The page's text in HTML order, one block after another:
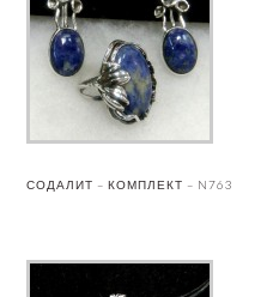
СОДАЛИТ – КОМПЛЕКТ – N763